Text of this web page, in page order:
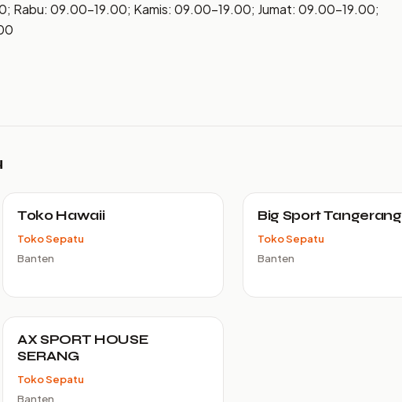
Rabu: 09.00–19.00; Kamis: 09.00–19.00; Jumat: 09.00–19.00;
Toko Hawaii
Toko Sepatu
Banten
Big Sport Tangerang
Toko Sepatu
Banten
AX SPORT HOUSE
SERANG
Toko Sepatu
Banten